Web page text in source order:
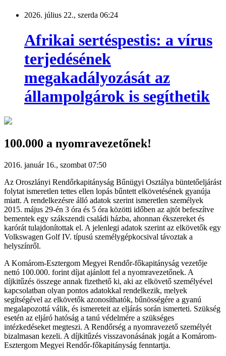
2026. július 22., szerda 06:24
Afrikai sertéspestis: a vírus
terjedésének
megakadályozását az
állampolgárok is segíthetik
100.000 a nyomravezetőnek!
2016. január 16., szombat 07:50
Az Oroszlányi Rendőrkapitányság Bűnügyi Osztálya büntetőeljárást
folytat ismeretlen tettes ellen lopás bűntett elkövetésének gyanúja
miatt. A rendelkezésre álló adatok szerint ismeretlen személyek
2015. május 29-én 3 óra és 5 óra közötti időben az ajtót befeszítve
bementek egy szákszendi családi házba, ahonnan ékszereket és
karórát tulajdonítottak el. A jelenlegi adatok szerint az elkövetők egy
Volkswagen Golf IV. típusú személygépkocsival távoztak a
helyszínről.
A Komárom-Esztergom Megyei Rendőr-főkapitányság vezetője
nettó 100.000. forint díjat ajánlott fel a nyomravezetőnek. A
díjkitűzés összege annak fizethető ki, aki az elkövető személyével
kapcsolatban olyan pontos adatokkal rendelkezik, melyek
segítségével az elkövetők azonosíthatók, bűnösségére a gyanú
megalapozottá válik, és ismereteit az eljárás során ismerteti. Szükség
esetén az eljáró hatóság a tanú védelmére a szükséges
intézkedéseket megteszi. A Rendőrség a nyomravezető személyét
bizalmasan kezeli. A díjkitűzés visszavonásának jogát a Komárom-
Esztergom Megyei Rendőr-főkapitányság fenntartja.